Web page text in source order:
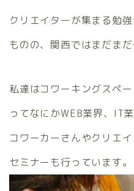
クリエイターが集まる勉
ものの、関西ではまだまだ
私達はコワーキングスペ
ってなにかWEB業界、IT
コワーカーさんやクリエ
セミナーも行っています。